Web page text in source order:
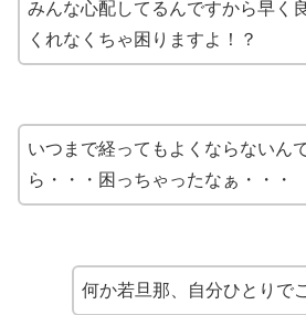
みんな心配してるんですから早く
くれなくちゃ困りますよ！？
いつまで経ってもよくならないん
ら・・・困っちゃったなぁ・・・
何か若旦那、自分ひとりで